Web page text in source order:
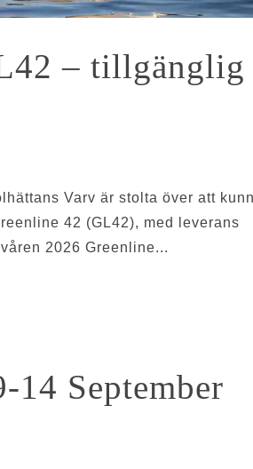
– tillgänglig
Varv är stolta över att
42 (GL42), med leverans
2026 Greenline...
14 September